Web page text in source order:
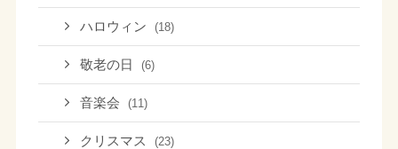
ハロウィン (18)
敬老の日 (6)
音楽会 (11)
クリスマス (23)